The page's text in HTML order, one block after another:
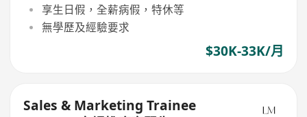
享生日假，全薪病假，特休等
無學歷及經驗要求
$30K-33K/月
Sales & Marketing Trainee